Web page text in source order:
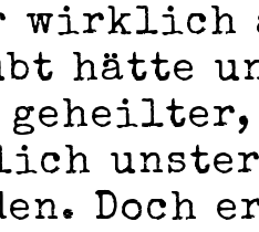
wirklich
hätte
Doch